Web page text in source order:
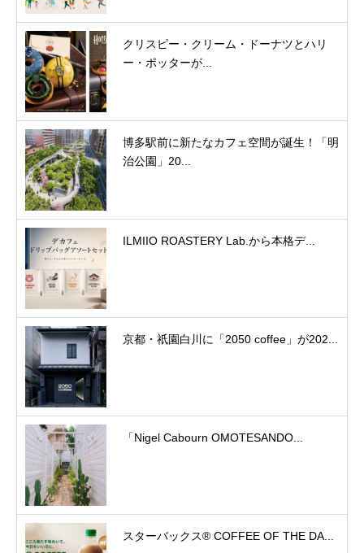
クリスピー・クリーム・ドーナツとハリ
ー・ポッターが...
博多駅前に新たなカフェ空間が誕生！「明
治公園」20...
ILMIIO ROASTERY Lab.から本格デ...
京都・祇園白川に「2050 coffee」が202...
「Nigel Cabourn OMOTESANDO...
スターバックス® COFFEE OF THE DA...